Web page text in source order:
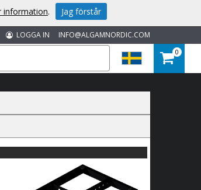
INFO@ALGAMNORDIC.COM
LOGGA IN
0
information. Jag förstår